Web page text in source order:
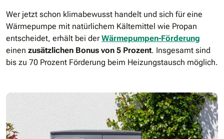
Wer jetzt schon klimabewusst handelt und sich für eine
Wärmepumpe mit natürlichem Kältemittel wie Propan
entscheidet, erhält bei derWärmepumpen-Förderung
einen zusätzlichen Bonus von 5 Prozent. Insgesamt sind
bis zu 70 Prozent Förderung beim Heizungstausch möglich.